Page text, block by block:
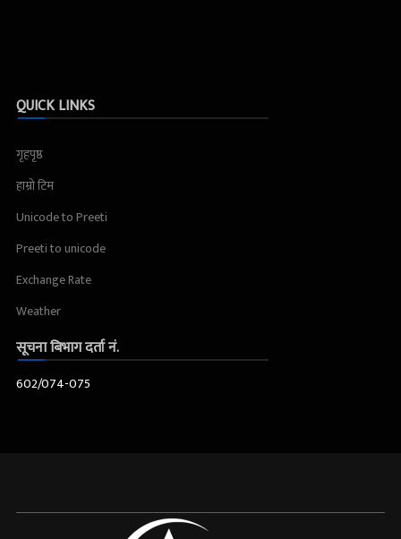
QUICK LINKS
गृहपृष्ठ
हाम्रो टिम
Unicode to Preeti
Preeti to unicode
Exchange Rate
Weather
सूचना बिभाग दर्ता नं.
602/074-075